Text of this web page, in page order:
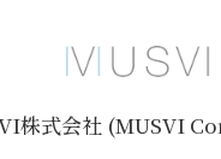
株式会社 (MUSVI